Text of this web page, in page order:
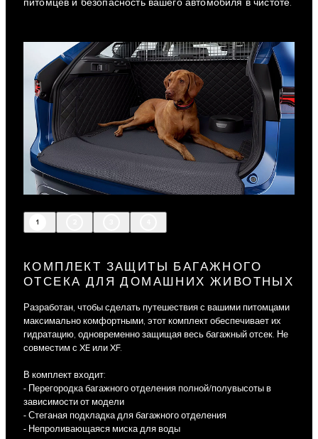
питомцев и безопасность вашего автомобиля в чистоте.
1
КОМПЛЕКТ ЗАЩИТЫ БАГАЖНОГО
ОТСЕКА ДЛЯ ДОМАШНИХ ЖИВОТНЫХ
Разработан, чтобы сделать путешествия с вашими питомцами
максимально комфортными, этот комплект обеспечивает их
гидратацию, одновременно защищая весь багажный отсек. Не
совместим с XE или XF.
В комплект входит:
- Перегородка багажного отделения полной/полувысоты в
зависимости от модели
- Стеганая подкладка для багажного отделения
- Непроливающаяся миска для воды